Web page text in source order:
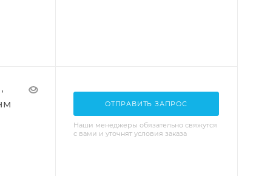
ОТПРАВИТЬ ЗАПРОС
Наши менеджеры обязательно свяжутся
с вами и уточнят условия заказа